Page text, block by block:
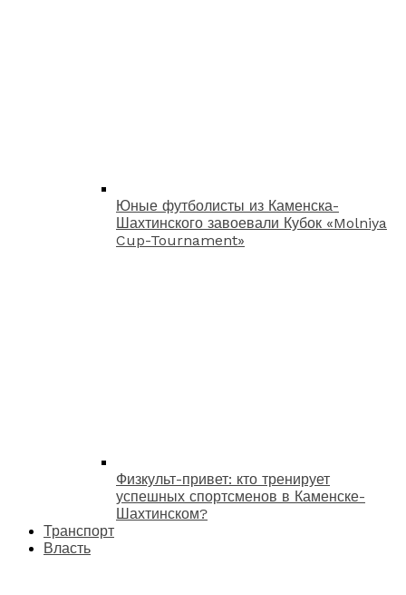
Юные футболисты из Каменска-
Шахтинского завоевали Кубок «Molniya
Cup-Tournament»
Физкульт-привет: кто тренирует
успешных спортсменов в Каменске-
Шахтинском?
Транспорт
Власть